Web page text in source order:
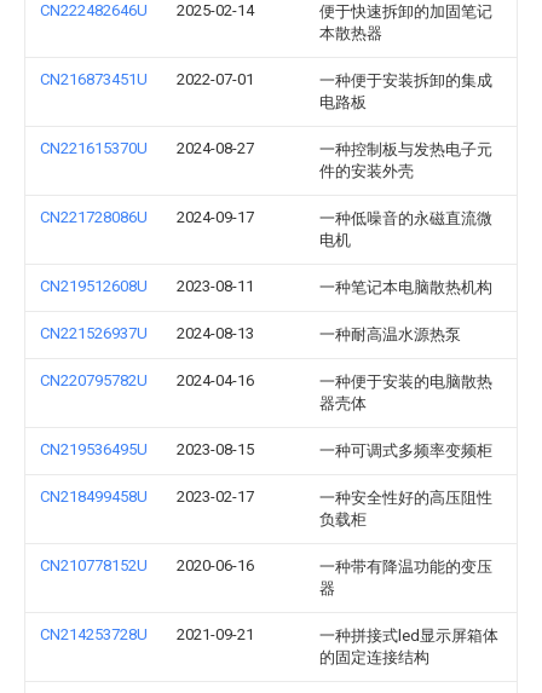
CN222482646U 2025-02-14
便于快速拆卸的加固笔记
本散热器
CN216873451U 2022-07-01
一种便于安装拆卸的集成
电路板
CN221615370U 2024-08-27
一种控制板与发热电子元
件的安装外壳
CN221728086U 2024-09-17
一种低噪音的永磁直流微
电机
CN219512608U 2023-08-11 一种笔记本电脑散热机构
CN221526937U 2024-08-13 一种耐高温水源热泵
CN220795782U 2024-04-16
一种便于安装的电脑散热
器壳体
CN219536495U 2023-08-15 一种可调式多频率变频柜
CN218499458U 2023-02-17
一种安全性好的高压阻性
负载柜
CN210778152U 2020-06-16
一种带有降温功能的变压
器
CN214253728U 2021-09-21
一种拼接式led显示屏箱体
的固定连接结构